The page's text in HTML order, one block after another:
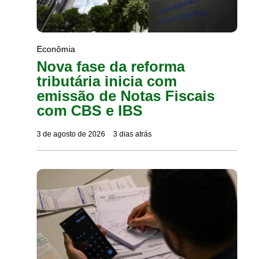
Econômia
Nova fase da reforma
tributária inicia com
emissão de Notas Fiscais
com CBS e IBS
3 de agosto de 2026 3 dias atrás